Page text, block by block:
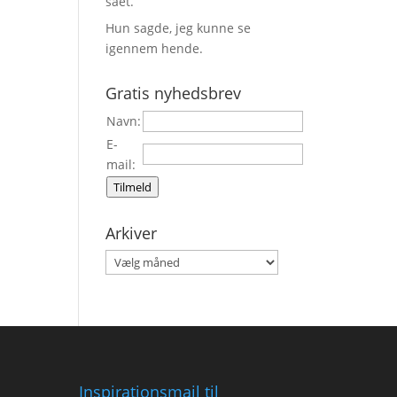
Hun sagde, jeg kunne se
igennem hende.
Gratis nyhedsbrev
Navn:
E-
mail:
Tilmeld
Arkiver
Arkiver
Inspirationsmail til